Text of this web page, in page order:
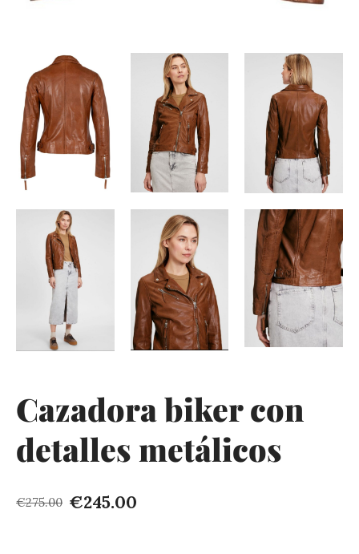
Cazadora biker con
detalles metálicos
€275.00 €245.00